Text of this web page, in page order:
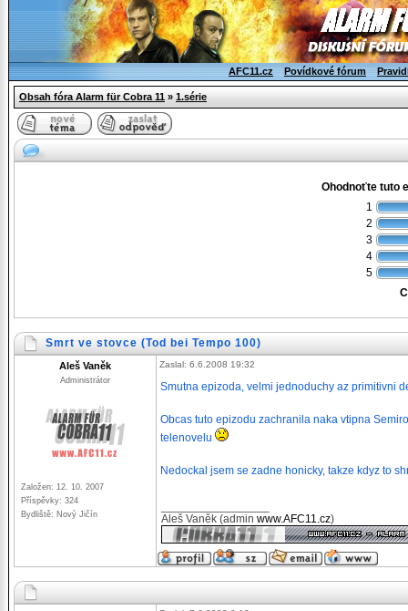
AFC11.cz Povídkové fórum
Obsah fóra Alarm für Cobra 11 » 1.série
Ohodnoťte tuto
1
2
3
4
5
Smrt ve stovce (Tod bei Tempo 100)
Aleš Vaněk
Administrátor
Založen: 12. 10. 2007
Příspěvky: 324
Bydliště: Nový Jičín
Zaslal: 6.6.2008 19:32
Smutna epizoda, velmi jednoduchy az primitivni
Obcas tuto epizodu zachranila naka vtipna
telenovelu
Nedockal jsem se zadne honicky, takze kdyz to
Aleš Vaněk (admin www.AFC11.cz)